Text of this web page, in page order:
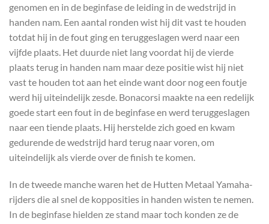
genomen en in de beginfase de leiding in de wedstrijd in
handen nam. Een aantal ronden wist hij dit vast te houden
totdat hij in de fout ging en teruggeslagen werd naar een
vijfde plaats. Het duurde niet lang voordat hij de vierde
plaats terug in handen nam maar deze positie wist hij niet
vast te houden tot aan het einde want door nog een foutje
werd hij uiteindelijk zesde. Bonacorsi maakte na een redelijk
goede start een fout in de beginfase en werd teruggeslagen
naar een tiende plaats. Hij herstelde zich goed en kwam
gedurende de wedstrijd hard terug naar voren, om
uiteindelijk als vierde over de finish te komen.
In de tweede manche waren het de Hutten Metaal Yamaha-
rijders die al snel de kopposities in handen wisten te nemen.
In de beginfase hielden ze stand maar toch konden ze de